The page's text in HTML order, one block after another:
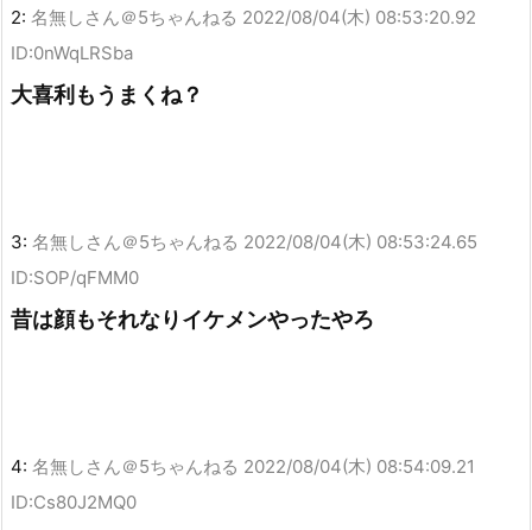
2: 名無しさん＠5ちゃんねる 2022/08/04(木) 08:53:20.92
ID:0nWqLRSba
大喜利もうまくね？
3: 名無しさん＠5ちゃんねる 2022/08/04(木) 08:53:24.65
ID:SOP/qFMM0
昔は顔もそれなりイケメンやったやろ
4: 名無しさん＠5ちゃんねる 2022/08/04(木) 08:54:09.21
ID:Cs80J2MQ0